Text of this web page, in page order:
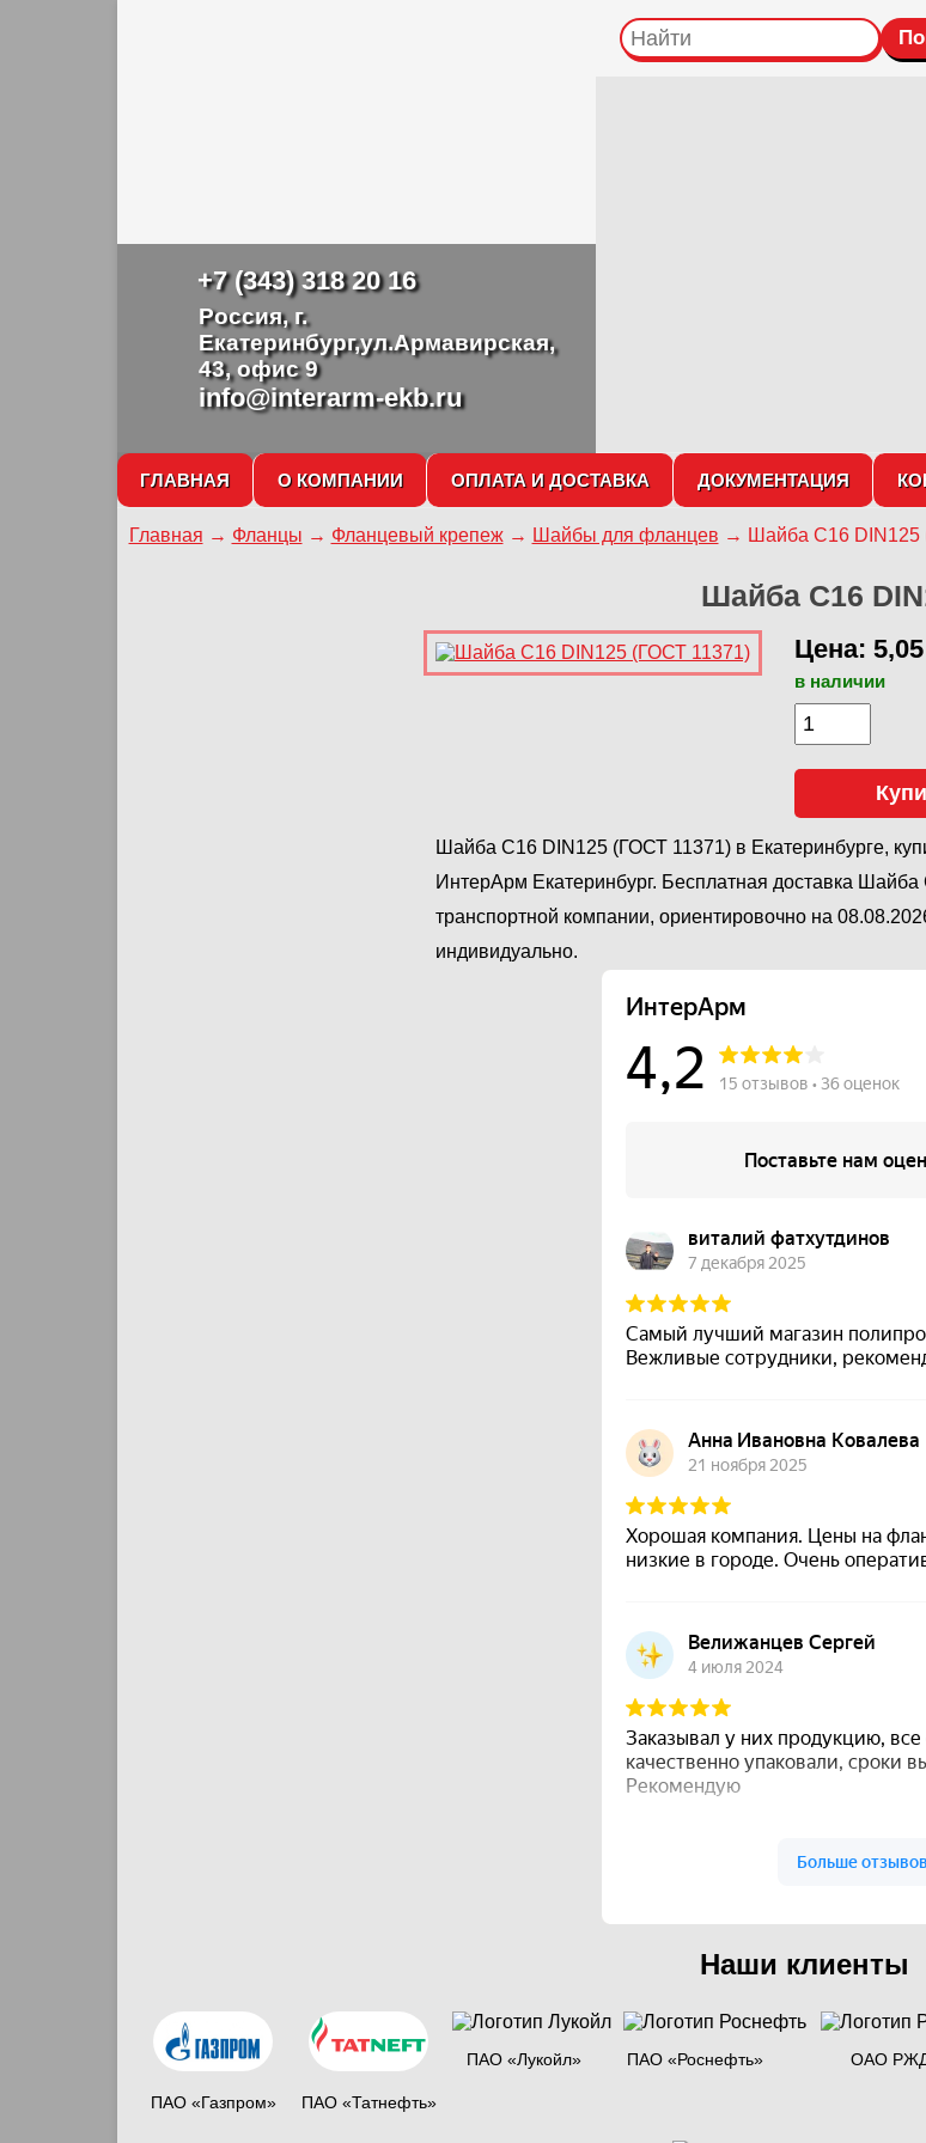
+7 (343) 318 20 16
Россия, г.
Екатеринбург,ул.Армавирская,
43, офис 9
info@interarm-ekb.ru
ГЛАВНАЯ О КОМПАНИИ ОПЛАТА И ДОСТАВКА ДОКУМЕНТАЦИЯ
Главная → Фланцы → Фланцевый крепеж→ Шайбы для фланцев → Шайба С16 DIN125
Шайба С16
Цена:
в наличии
Шайба С16 DIN125 (ГОСТ 11371) в Екатеринбурге,
ИнтерАрм Екатеринбург. Бесплатная доставка
транспортной компании, ориентировочно на
индивидуально.
Наши клиенты
ПАО «Газпром» ПАО «Татнефть»
ПАО «Лукойл» ПАО «Роснефть» ОАО